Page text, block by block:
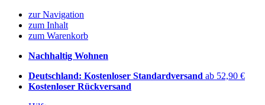
zur Navigation
zum Inhalt
zum Warenkorb
Nachhaltig Wohnen
Deutschland: Kostenloser Standardversand ab 52,90 €
Kostenloser Rückversand